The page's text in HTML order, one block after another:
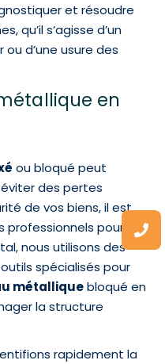
et résoudre
qu’il s’agisse d’un
d’une usure des
en
ou bloqué peut
des pertes
de vos biens, il est
pour le
nous utilisons des
spécialisés pour
métalliquebloqué en
la structure
rapidement la